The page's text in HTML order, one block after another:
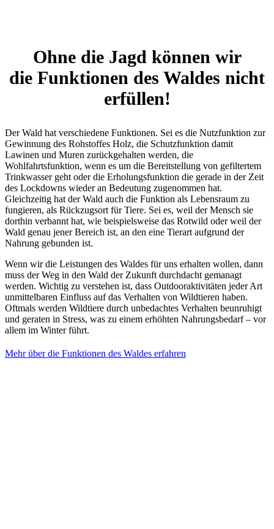
Ohne die Jagd können wir
die Funktionen des Waldes nicht
erfüllen!
Der Wald hat verschiedene Funktionen. Sei es die Nutzfunktion zur
Gewinnung des Rohstoffes Holz, die Schutzfunktion damit
Lawinen und Muren zurückgehalten werden, die
Wohlfahrtsfunktion, wenn es um die Bereitstellung von gefiltertem
Trinkwasser geht oder die Erholungsfunktion die gerade in der Zeit
des Lockdowns wieder an Bedeutung zugenommen hat.
Gleichzeitig hat der Wald auch die Funktion als Lebensraum zu
fungieren, als Rückzugsort für Tiere. Sei es, weil der Mensch sie
dorthin verbannt hat, wie beispielsweise das Rotwild oder weil der
Wald genau jener Bereich ist, an den eine Tierart aufgrund der
Nahrung gebunden ist.
Wenn wir die Leistungen des Waldes für uns erhalten wollen, dann
muss der Weg in den Wald der Zukunft durchdacht gemanagt
werden. Wichtig zu verstehen ist, dass Outdooraktivitäten jeder Art
unmittelbaren Einfluss auf das Verhalten von Wildtieren haben.
Oftmals werden Wildtiere durch unbedachtes Verhalten beunruhigt
und geraten in Stress, was zu einem erhöhten Nahrungsbedarf – vor
allem im Winter führt.
Mehr über die Funktionen des Waldes erfahren